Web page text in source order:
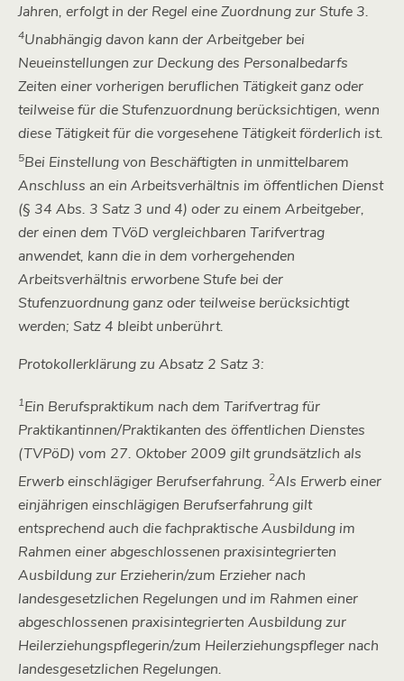
Jahren, erfolgt in der Regel eine Zuordnung zur Stufe 3.
4Unabhängig davon kann der Arbeitgeber bei
Neueinstellungen zur Deckung des Personalbedarfs
Zeiten einer vorherigen beruflichen Tätigkeit ganz oder
teilweise für die Stufenzuordnung berücksichtigen, wenn
diese Tätigkeit für die vorgesehene Tätigkeit förderlich ist.
5Bei Einstellung von Beschäftigten in unmittelbarem
Anschluss an ein Arbeitsverhältnis im öffentlichen Dienst
(§ 34 Abs. 3 Satz 3 und 4) oder zu einem Arbeitgeber,
der einen dem TVöD vergleichbaren Tarifvertrag
anwendet, kann die in dem vorhergehenden
Arbeitsverhältnis erworbene Stufe bei der
Stufenzuordnung ganz oder teilweise berücksichtigt
werden; Satz 4 bleibt unberührt.
Protokollerklärung zu Absatz 2 Satz 3:
1Ein Berufspraktikum nach dem Tarifvertrag für
Praktikantinnen/Praktikanten des öffentlichen Dienstes
(TVPöD) vom 27. Oktober 2009 gilt grundsätzlich als
Erwerb einschlägiger Berufserfahrung. 2Als Erwerb einer
einjährigen einschlägigen Berufserfahrung gilt
entsprechend auch die fachpraktische Ausbildung im
Rahmen einer abgeschlossenen praxisintegrierten
Ausbildung zur Erzieherin/zum Erzieher nach
landesgesetzlichen Regelungen und im Rahmen einer
abgeschlossenen praxisintegrierten Ausbildung zur
Heilerziehungspflegerin/zum Heilerziehungspfleger nach
landesgesetzlichen Regelungen.